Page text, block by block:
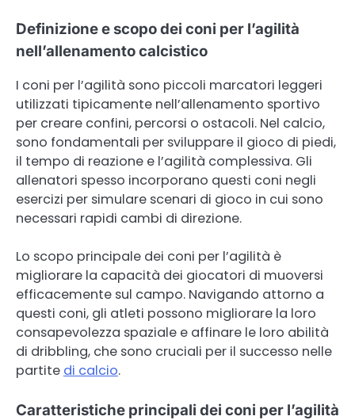
Definizione e scopo dei coni per l’agilità
nell’allenamento calcistico
I coni per l’agilità sono piccoli marcatori leggeri
utilizzati tipicamente nell’allenamento sportivo
per creare confini, percorsi o ostacoli. Nel calcio,
sono fondamentali per sviluppare il gioco di piedi,
il tempo di reazione e l’agilità complessiva. Gli
allenatori spesso incorporano questi coni negli
esercizi per simulare scenari di gioco in cui sono
necessari rapidi cambi di direzione.
Lo scopo principale dei coni per l’agilità è
migliorare la capacità dei giocatori di muoversi
efficacemente sul campo. Navigando attorno a
questi coni, gli atleti possono migliorare la loro
consapevolezza spaziale e affinare le loro abilità
di dribbling, che sono cruciali per il successo nelle
partite di calcio.
Caratteristiche principali dei coni per l’agilità